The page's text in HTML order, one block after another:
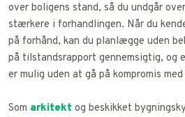
over boligens stand, så du undgår
stærkere i forhandlingen. Når du
på forhånd, kan du planlægge uden
på tilstandsrapport gennemsigtig, og
er mulig uden at gå på kompromis
Som arkitekt og beskikket